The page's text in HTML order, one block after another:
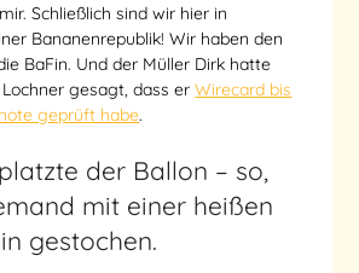
Schließlich sind wir hier in
Bananenrepublik! Wir haben den
BaFin. Und der Müller Dirk hatte
gesagt, dass erWirecard bis
geprüft habe.
der Ballon – so,
mit einer heißen
gestochen.